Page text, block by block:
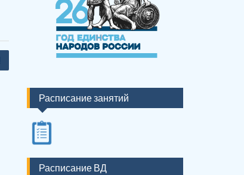
Расписание занятий
Расписание ВД